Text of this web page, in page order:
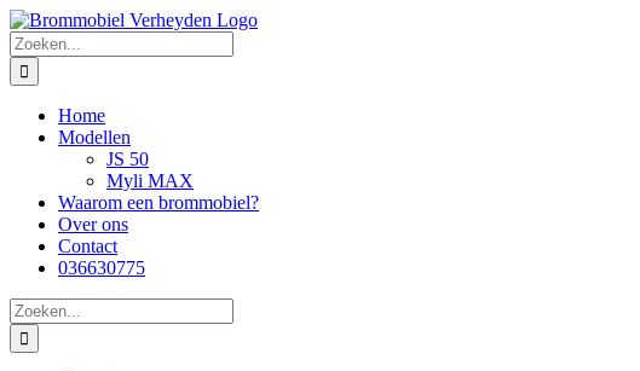
Skip
to
content
Zoeken
naar:
Home
Modellen
JS 50
Myli MAX
Waarom een brommobiel?
Over ons
Contact
036630775
Zoeken
naar: